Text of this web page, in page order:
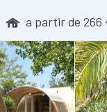
a partir de 266